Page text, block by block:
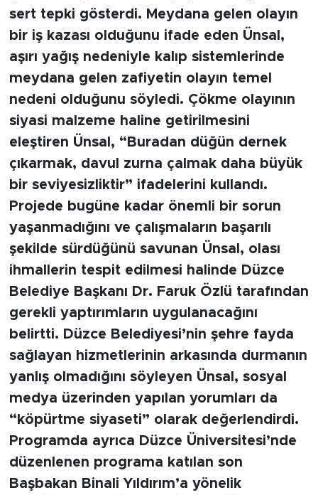
sert tepki gösterdi. Meydana gelen olayın
bir iş kazası olduğunu ifade eden Ünsal,
aşırı yağış nedeniyle kalıp sistemlerinde
meydana gelen zafiyetin olayın temel
nedeni olduğunu söyledi. Çökme olayının
siyasi malzeme haline getirilmesini
eleştiren Ünsal, “Buradan düğün dernek
çıkarmak, davul zurna çalmak daha büyük
bir seviyesizliktir” ifadelerini kullandı.
Projede bugüne kadar önemli bir sorun
yaşanmadığını ve çalışmaların başarılı
şekilde sürdüğünü savunan Ünsal, olası
ihmallerin tespit edilmesi halinde Düzce
Belediye Başkanı Dr. Faruk Özlü tarafından
gerekli yaptırımların uygulanacağını
belirtti. Düzce Belediyesi’nin şehre fayda
sağlayan hizmetlerinin arkasında durmanın
yanlış olmadığını söyleyen Ünsal, sosyal
medya üzerinden yapılan yorumları da
“köpürtme siyaseti” olarak değerlendirdi.
Programda ayrıca Düzce Üniversitesi’nde
düzenlenen programa katılan son
Başbakan Binali Yıldırım’a yönelik